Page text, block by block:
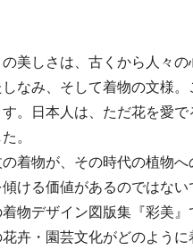
美しさは、古くから人々
なみ、そして着物の文様
。日本人は、ただ花を愛
。
着物が、その時代の植物
ける価値があるのではな
物デザイン図版集『彩美
卉・園芸文化がどのよう